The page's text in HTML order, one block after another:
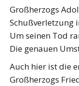
Großherzogs
Schußverletzung
Um seinen Tod
Die genauen
Auch hier ist die
Großherzogs